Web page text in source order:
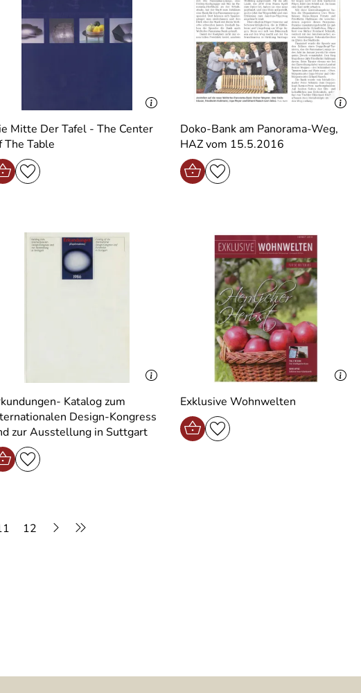
Mitte Der Tafel - The Center
The Table
Doko-Bank am Panorama-Weg,
HAZ vom 15.5.2016
Katalog zum
Design-Kongress
zur Ausstellung in Suttgart
Exklusive Wohnwelten
12